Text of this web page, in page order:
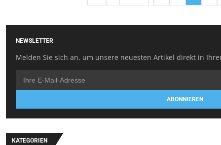
NEWSLETTER
Melden Sie sich an, um unsere neuesten Artikel direkt in
ABONNIEREN
KATEGORIEN